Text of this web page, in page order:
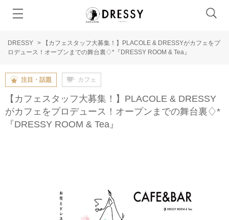
DRESSY >
【カフェスタッフ大募集！】PLACOLE & DRESSYがカフェをプ
ロデュース！オープンまでの舞台裏♢*『DRESSY ROOM & Tea』
注目・話題 カフェ
【カフェスタッフ大募集！】PLACOLE & DRESSY
がカフェをプロデュース！オープンまでの舞台裏♢*
『DRESSY ROOM & Tea』